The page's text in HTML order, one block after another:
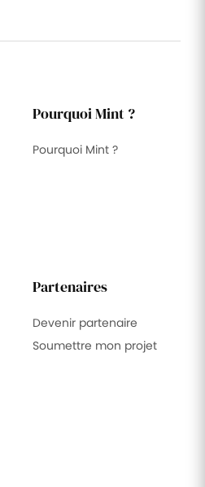
Pourquoi Mint ?
Pourquoi Mint ?
Partenaires
Devenir partenaire
Soumettre mon projet